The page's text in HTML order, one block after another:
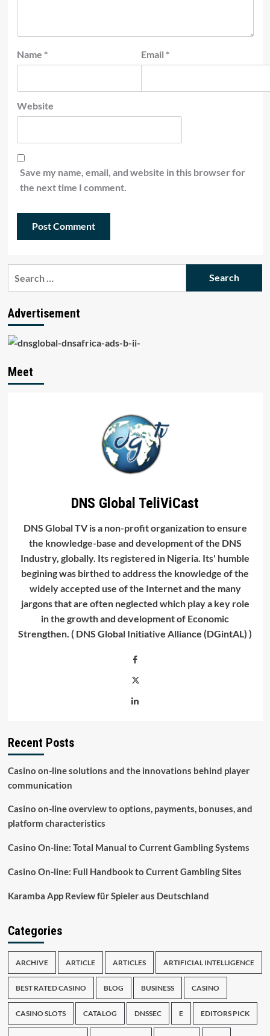
Name * Email *
Website
Save my name, email, and website in this browser for
the next time I comment.
Advertisement
Meet
DNS Global TeliViCast
DNS Global TV is a non-profit organization to ensure
the knowledge-base and development of the DNS
Industry, globally. Its registered in Nigeria. Its' humble
begining was birthed to address the knowledge of the
widely accepted use of the Internet and the many
jargons that are often neglected which play a key role
in the growth and development of Economic
Strengthen. ( DNS Global Initiative Alliance (DGintAL) )
Recent Posts
Casino on-line solutions and the innovations behind player
communication
Casino on-line overview to options, payments, bonuses, and
platform characteristics
Casino On-line: Total Manual to Current Gambling Systems
Casino On-line: Full Handbook to Current Gambling Sites
Karamba App Review für Spieler aus Deutschland
Categories
ARCHIVE ARTICLE ARTICLES ARTIFICIAL INTELLIGENCE
BEST RATED CASINO BLOG BUSINESS CASINO
CASINO SLOTS CATALOG DNSSEC E EDITORS PICK